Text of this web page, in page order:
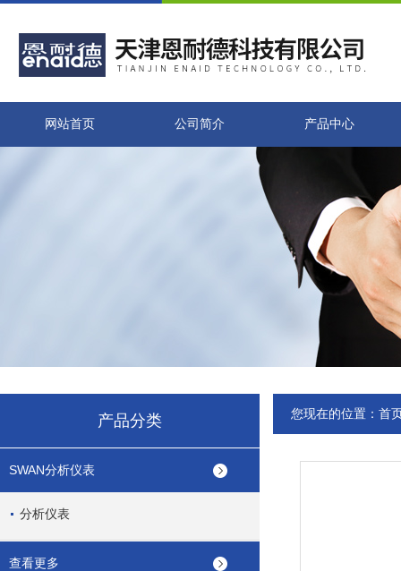
网站首页 公司简介 产品中心
产品分类
SWAN分析仪表
分析仪表
查看更多
您现在的位置： 首